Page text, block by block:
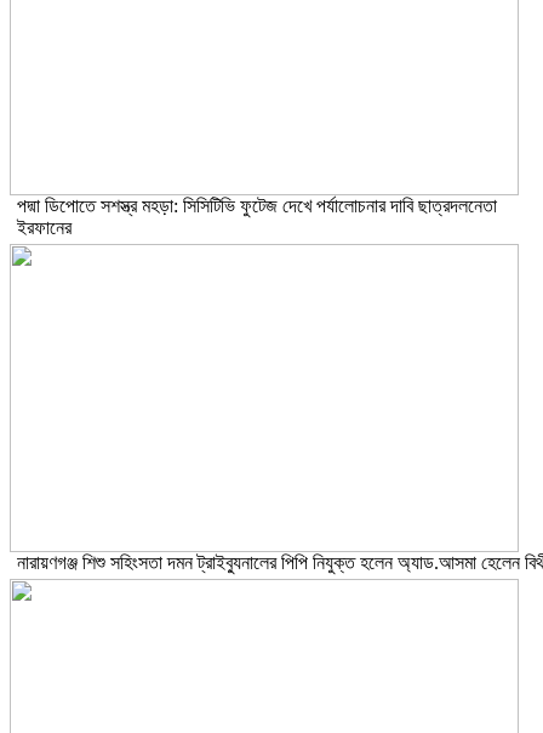
পদ্মা ডিপোতে সশস্ত্র মহড়া: সিসিটিভি ফুটেজ দেখে পর্যালোচনার দাবি ছাত্রদলনেতা
ইরফানের
নারায়ণগঞ্জ শিশু সহিংসতা দমন ট্রাইব্যুনালের পিপি নিযুক্ত হলেন অ্যাড.আসমা হেলেন